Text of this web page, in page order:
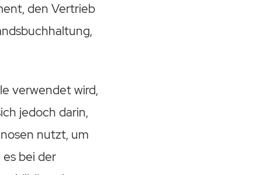
den Vertrieb
verwendet wird,
jedoch darin,
nutzt, um
bei der